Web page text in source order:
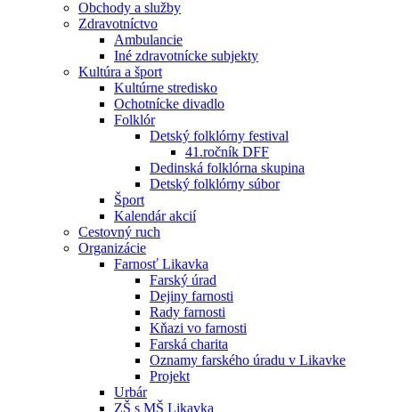
Obchody a služby
Zdravotníctvo
Ambulancie
Iné zdravotnícke subjekty
Kultúra a šport
Kultúrne stredisko
Ochotnícke divadlo
Folklór
Detský folklórny festival
41.ročník DFF
Dedinská folklórna skupina
Detský folklórny súbor
Šport
Kalendár akcií
Cestovný ruch
Organizácie
Farnosť Likavka
Farský úrad
Dejiny farnosti
Rady farnosti
Kňazi vo farnosti
Farská charita
Oznamy farského úradu v Likavke
Projekt
Urbár
ZŠ s MŠ Likavka